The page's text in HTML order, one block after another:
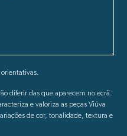
diferir das que aparecem no ecrã.
e valoriza as peças Viúva
de cor, tonalidade, textura e